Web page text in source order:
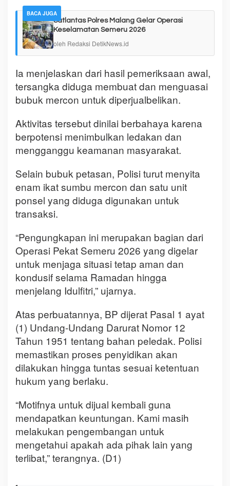
BACA JUGA
Satlantas Polres Malang Gelar Operasi
Keselamatan Semeru 2026
oleh Redaksi DetikNews.id
Ia menjelaskan dari hasil pemeriksaan awal,
tersangka diduga membuat dan menguasai
bubuk mercon untuk diperjualbelikan.
Aktivitas tersebut dinilai berbahaya karena
berpotensi menimbulkan ledakan dan
mengganggu keamanan masyarakat.
Selain bubuk petasan, Polisi turut menyita
enam ikat sumbu mercon dan satu unit
ponsel yang diduga digunakan untuk
transaksi.
“Pengungkapan ini merupakan bagian dari
Operasi Pekat Semeru 2026 yang digelar
untuk menjaga situasi tetap aman dan
kondusif selama Ramadan hingga
menjelang Idulfitri,” ujarnya.
Atas perbuatannya, BP dijerat Pasal 1 ayat
(1) Undang-Undang Darurat Nomor 12
Tahun 1951 tentang bahan peledak. Polisi
memastikan proses penyidikan akan
dilakukan hingga tuntas sesuai ketentuan
hukum yang berlaku.
“Motifnya untuk dijual kembali guna
mendapatkan keuntungan. Kami masih
melakukan pengembangan untuk
mengetahui apakah ada pihak lain yang
terlibat,” terangnya. (D1)